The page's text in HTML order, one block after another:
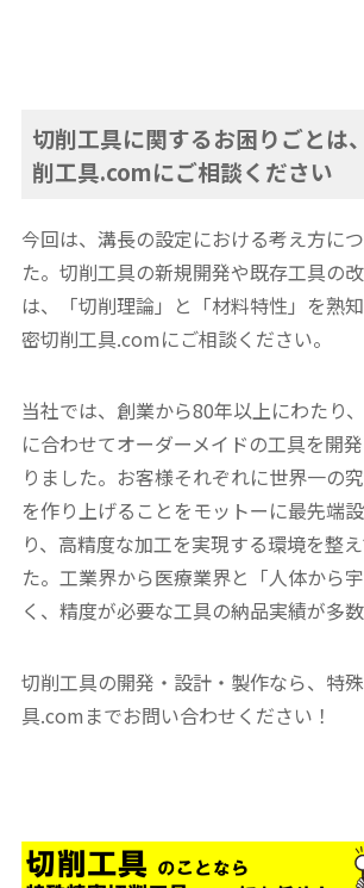
切削工具に関するお困りごとは
削工具.comにご相談ください
今回は、溝長の設定における考え方に
た。切削工具の新規開発や既存工具の
は、「切削理論」と「材料特性」を熟
密切削工具.comにご相談ください。
当社では、創業から80年以上にわたり
に合わせてオーダーメイドの工具を開
りました。お客様それぞれに世界一の
を作り上げることをモットーに最先端
り、高精度な加工を実現する環境を整
た。工業界から医療業界と「人体から
く、精度が必要な工具の納品実績が多数
切削工具の開発・設計・製作なら、特
具.comまでお問い合わせください！